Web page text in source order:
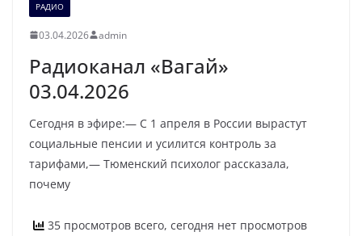
РАДИО
03.04.2026 admin
Радиоканал «Вагай»
03.04.2026
Сегодня в эфире:— С 1 апреля в России вырастут
социальные пенсии и усилится контроль за
тарифами,— Тюменский психолог рассказала,
почему
35 просмотров всего, сегодня нет просмотров